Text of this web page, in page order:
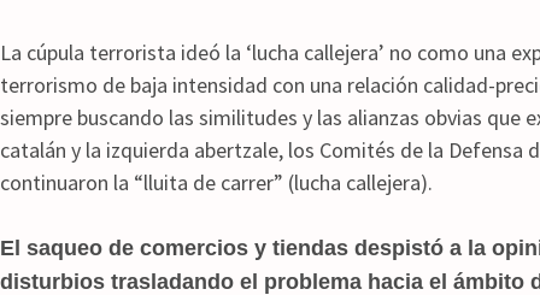
La cúpula terrorista ideó la ‘lucha callejera’ no como una
terrorismo de baja intensidad con una relación calidad-
siempre buscando las similitudes y las alianzas obvias que
catalán y la izquierda abertzale, los Comités de la Defensa
continuaron la “lluita de carrer” (lucha callejera).
El saqueo de comercios y tiendas despistó a la
disturbios trasladando el problema hacia el ámbito